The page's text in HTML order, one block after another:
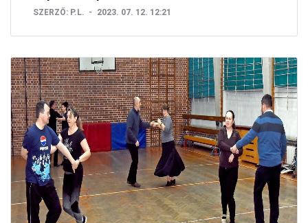
SZERZŐ: P.L. 2023. 07. 12. 12:21